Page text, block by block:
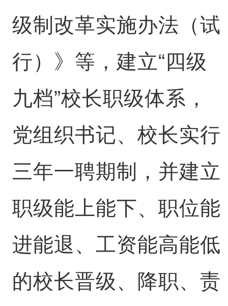
级制改革实施办法（试
行）》等，建立“四级
九档”校长职级体系，
党组织书记、校长实行
三年一聘期制，并建立
职级能上能下、职位能
进能退、工资能高能低
的校长晋级、降职、责